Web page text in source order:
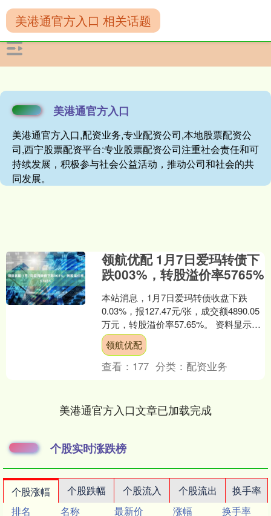
美港通官方入口
美港通官方入口,配资业务,专业配资公司,本地股票配资公
司,西宁股票配资平台:专业股票配资公司注重社会责任和可
持续发展，积极参与社会公益活动，推动公司和社会的共
同发展。
美港通官方入口 相关话题
领航优配 1月7日爱玛转债下
跌003%，转股溢价率5765%
本站消息，1月7日爱玛转债收盘下跌
0.03%，报127.47元/张，成交额4890.05
万元，转股溢价率57.65%。 资料显示，
爱玛转债信用级别为“AA”，债....
领航优配
查看： 177 分类： 配资业务
美港通官方入口文章已加载完成
个股实时涨跌榜
个股涨幅 个股跌幅 个股流入 个股流出
换手率
排名
名称 最新价 涨幅
换手率